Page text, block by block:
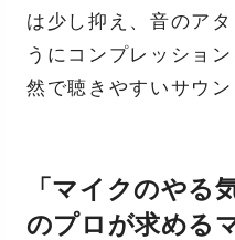
は少し抑え、音のア
うにコンプレッショ
然で聴きやすいサウン
「マイクのやる
のプロが求める